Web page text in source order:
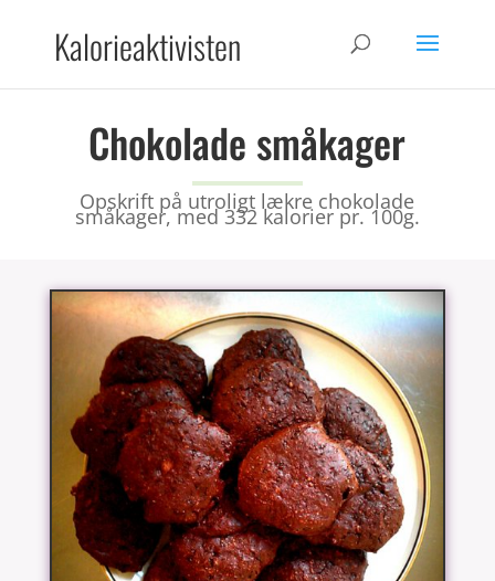
Kalorieaktivisten
Chokolade småkager
Opskrift på utroligt lækre chokolade
småkager, med 332 kalorier pr. 100g.